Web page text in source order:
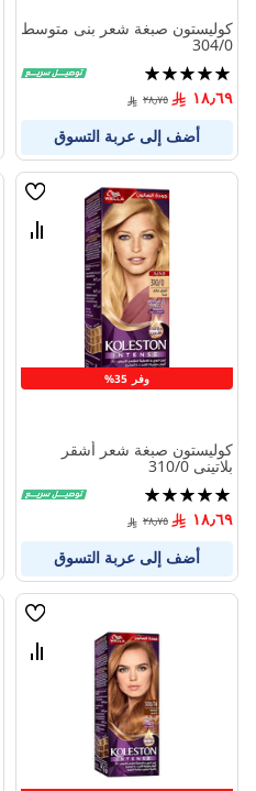
كوليستون صبغة شعر بنى متوسط
304/0
تقييم:
100%
١٨٫٦٩ ٢٨٫٧٥
أضف إلى عربة التسوق
وفر 35%
قائمة
قارن
كوليستون صبغة شعر أشقر
بلاتينى 310/0
تقييم:
100%
١٨٫٦٩ ٢٨٫٧٥
أضف إلى عربة التسوق
قائمة
قارن